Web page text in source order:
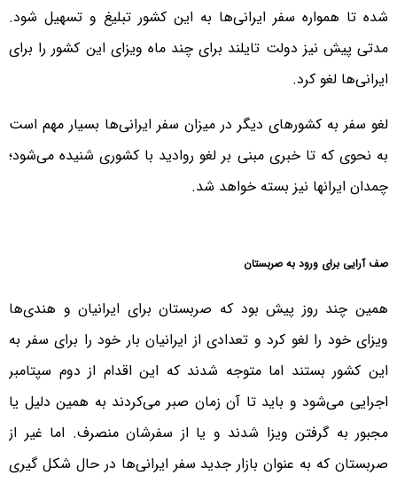
شده تا همواره سفر ایرانی‌ها به این کشور تبلیغ و تسهیل شود.
مدتی پیش نیز دولت تایلند برای چند ماه ویزای این کشور را برای
ایرانی‌ها لغو کرد.
لغو سفر به کشورهای دیگر در میزان سفر ایرانی‌ها بسیار مهم است
به نحوی که تا خبری مبنی بر لغو روادید با کشوری شنیده می‌شود؛
چمدان ایرانها نیز بسته خواهد شد.
صف آرایی برای ورود به صربستان
همین چند روز پیش بود که صربستان برای ایرانیان و هندی‌ها
ویزای خود را لغو کرد و تعدادی از ایرانیان بار خود را برای سفر به
این کشور بستند اما متوجه شدند که این اقدام از دوم سپتامبر
اجرایی می‌شود و باید تا آن زمان صبر می‌کردند به همین دلیل یا
مجبور به گرفتن ویزا شدند و یا از سفرشان منصرف. اما غیر از
صربستان که به عنوان بازار جدید سفر ایرانی‌ها در حال شکل گیری